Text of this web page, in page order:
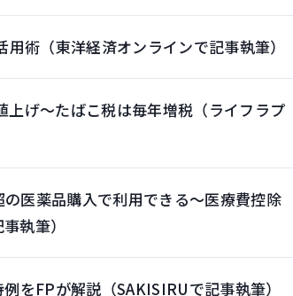
術（東洋経済オンラインで記事執筆）
上げ～たばこ税は毎年増税（ライフラプ
医薬品購入で利用できる～医療費控除
執筆）
をFPが解説（SAKISIRUで記事執筆）